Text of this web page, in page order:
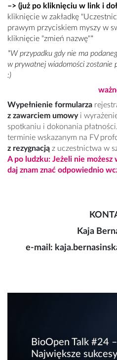
–> (już po kliknięciu w link i
kliknięcie w zakładkę
prawym przyciskiem myszy w
kliknięcie "zmień nazwę"*
*W przypadku gdy nie ma
w prywatnej wiadomości zostanie
:)
Wypełnienie formularza
z zawarciem umowy i
spotkaniu i dokonania płatności.
terminie wskazanym na FV
z rezygnacją z uczestnictwa w
A po ludzku: Jeżeli nie możesz
daj znam znać odpowiednio
Kaja
e-mail:
BioOpen Talk #24 –
Największe sukcesy